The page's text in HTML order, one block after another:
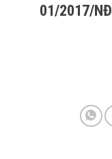
01/2017/